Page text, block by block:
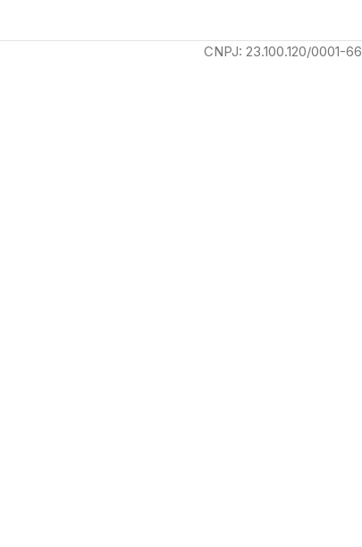
CNPJ: 23.100.120/0001-66